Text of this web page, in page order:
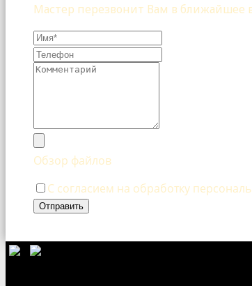
Мастер перезвонит Вам в ближайшее
Обзор файлов
С согласием на обработку
Отправить